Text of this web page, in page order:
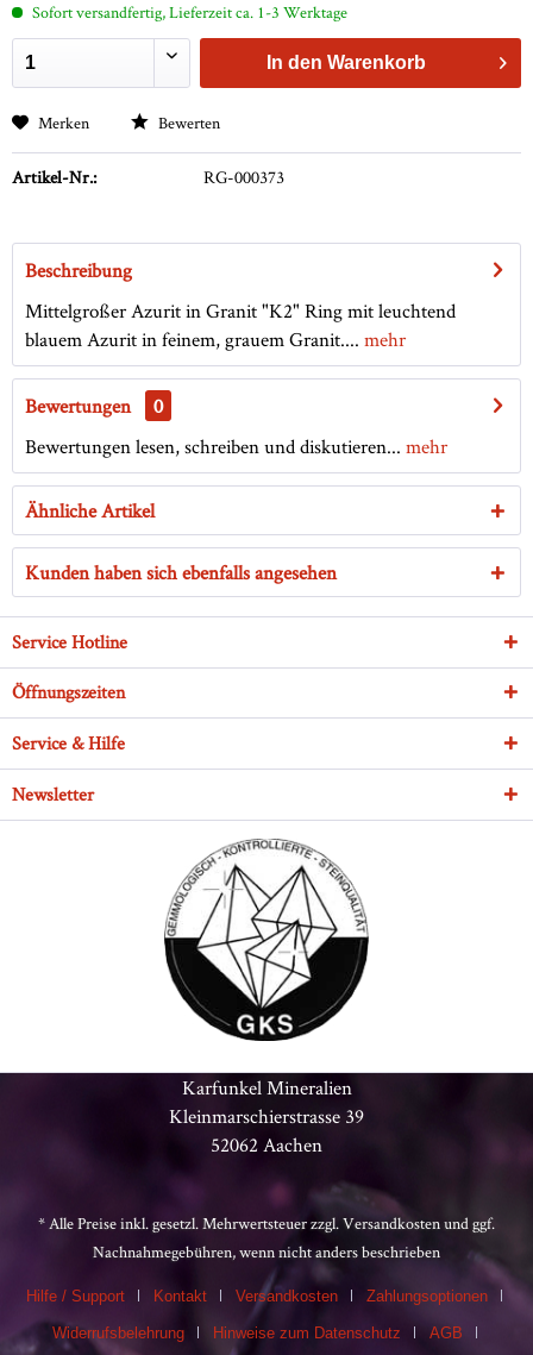
Sofort versandfertig, Lieferzeit ca. 1-3 Werktage
In den Warenkorb
Merken Bewerten
Artikel-Nr.: RG-000373
Beschreibung
Mittelgroßer Azurit in Granit "K2" Ring mit leuchtend
blauem Azurit in feinem, grauem Granit.... mehr
Bewertungen
0
Bewertungen lesen, schreiben und diskutieren... mehr
Ähnliche Artikel
Kunden haben sich ebenfalls angesehen
Service Hotline
Öffnungszeiten
Service & Hilfe
Newsletter
Karfunkel Mineralien
Kleinmarschierstrasse 39
52062 Aachen
* Alle Preise inkl. gesetzl. Mehrwertsteuer zzgl.Versandkostenund ggf.
Nachnahmegebühren, wenn nicht anders beschrieben
Hilfe / Support Kontakt Versandkosten Zahlungsoptionen
Widerrufsbelehrung Hinweise zum Datenschutz AGB